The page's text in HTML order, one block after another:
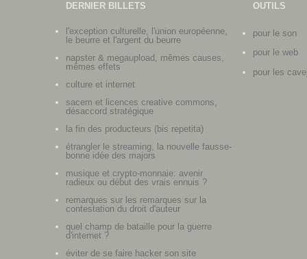
DERNIER BILLETS
l'exception culturelle, l'union européenne,
le beurre et l'argent du beurre
napster & megaupload, mêmes causes,
mêmes effets
culture et internet
sacem et licences creative commons,
désaccord stratégique
la fin des producteurs (bis repetita)
étrangler le streaming, la nouvelle fausse-
bonne idée des majors
musique et crypto-monnaie: avenir
radieux ou début des vrais ennuis ?
remarques sur les remarques sur la
contestation du droit d'auteur
quel champ de bataille pour la guerre
d'internet ?
éviter de se faire hacker son site
OUTILS
pour le son
pour le web
pour les